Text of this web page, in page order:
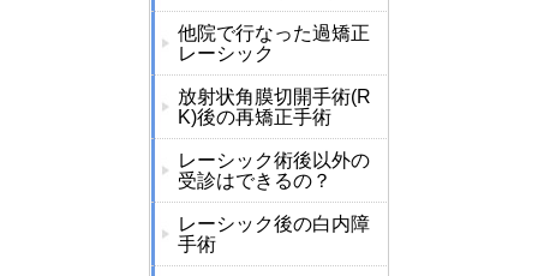
他院で行なった過矯正
レーシック
放射状角膜切開手術(R
K)後の再矯正手術
レーシック術後以外の
受診はできるの？
レーシック後の白内障
手術